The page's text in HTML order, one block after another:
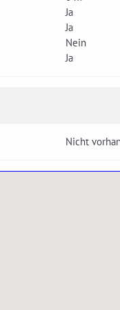
Ja
Ja
Nein
Ja
Nicht